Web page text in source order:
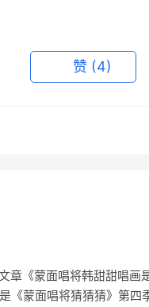
赞 (4)
章《蒙面唱将韩甜甜唱画
《蒙面唱将猜猜猜》第